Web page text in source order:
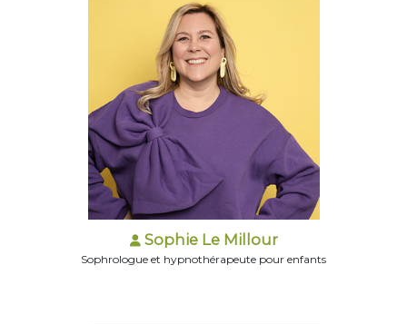
Sophie Le Millour
Sophrologue et hypnothérapeute pour enfants